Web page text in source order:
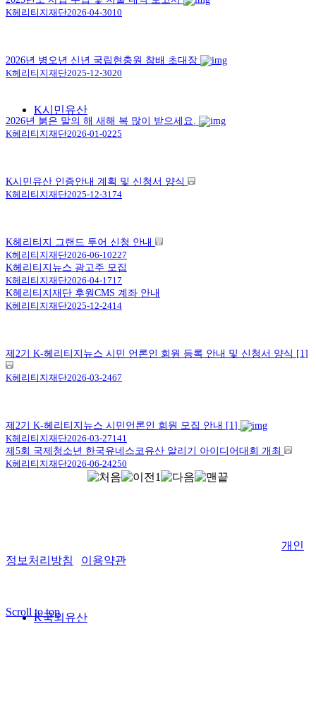
K시민유산
K국외유산
K헤리티지재단2026-04-3010
2026년 병오년 신년 국립현충원 참배 초대장
K헤리티지재단2025-12-3020
2026년 붉은 말의 해 새해 복 많이 받으세요.
K헤리티지재단2026-01-0225
K시민유산 인증안내 계획 및 신청서 양식
K헤리티지재단2025-12-31 74
K헤리티지 그랜드 투어 신청 안내
K헤리티지재단2026-06-10227
K헤리티지뉴스 광고주 모집
K헤리티지재단2026-04-1717
K헤리티지재단 후원CMS 계좌 안내
K헤리티지재단2025-12-2414
제2기 K-헤리티지뉴스 시민 언론인 회원 등록 안내 및 신청서 양식 [1 ]
K헤리티지재단2026-03-2467
제2기 K-헤리티지뉴스 시민언론인 회원 모집 안내 [1 ]
K헤리티지재단2026-03-27141
제5회 국제청소년 한국유네스코유산 알리기 아이디어대회 개최
K헤리티지재단2026-06-24250
1
개인
정보처리방침 | 이용약관
Scroll to top